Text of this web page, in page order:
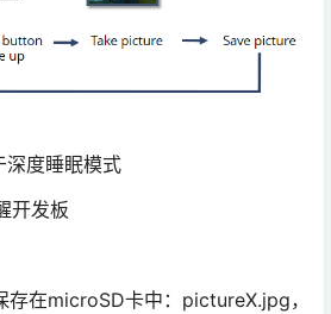
度睡眠模式
开发板
存在microSD卡中：pictureX.jpg，